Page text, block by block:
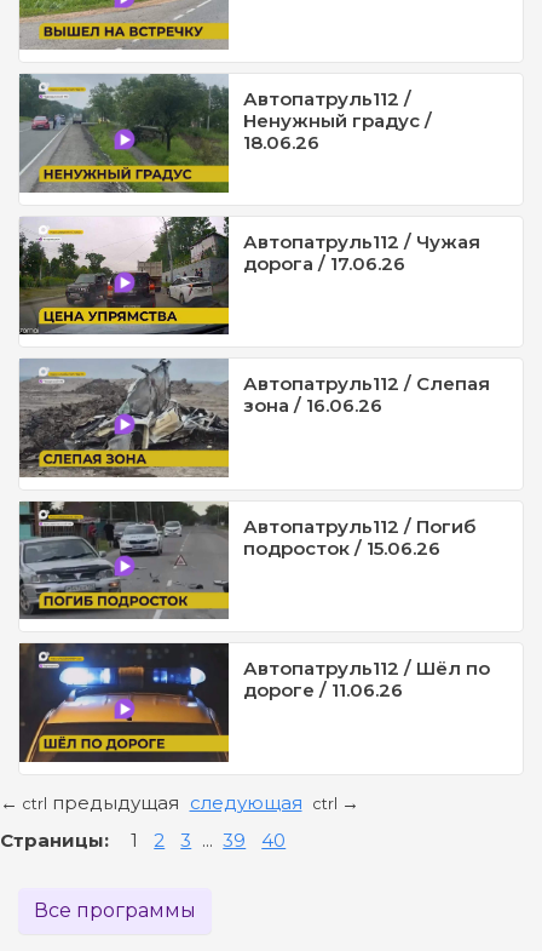
Автопатруль112 /
Ненужный градус /
18.06.26
Автопатруль112 / Чужая
дорога / 17.06.26
Автопатруль112 / Слепая
зона / 16.06.26
Автопатруль112 / Погиб
подросток / 15.06.26
Автопатруль112 / Шёл по
дороге / 11.06.26
← ctrl предыдущая следующая ctrl →
Страницы: 1 2 3 ... 39 40
Все программы